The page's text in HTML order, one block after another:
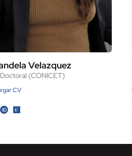
Velazquez
(CONICET)
CV